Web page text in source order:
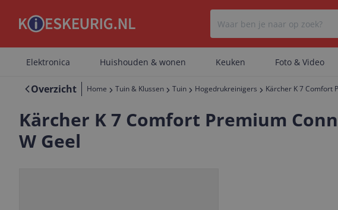
Er zijn
Elektronica Huishouden & wonen Keuken Foto & Video
Overzicht Home Tuin & Klussen Tuin Hogedrukreinigers Kärcher K 7 Comfort
Kärcher K 7 Comfort Premium
W Geel